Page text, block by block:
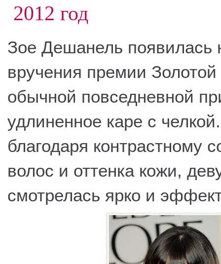
2012 год
Зое Дешанель появилась
вручения премии Золотой
обычной повседневной
удлиненное каре с
благодаря контрастному
волос и оттенка кожи,
смотрелась ярко и